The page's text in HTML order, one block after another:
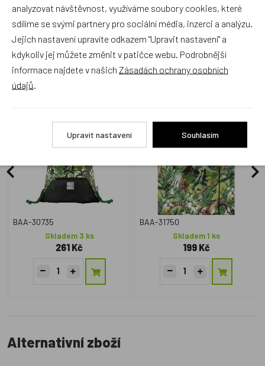
Zboží se stejným motivem
BAA-30735
Skladem 3 ks
261 Kč
BAA-31750
Skladem 1 ks
199 Kč
Alternativní zboží
analyzovat návštěvnost, využíváme soubory cookies, které
sdílíme se svými partnery pro sociální média, inzerci a analýzu.
Jejich nastavení upravíte odkazem "Upravit nastavení" a
kdykoliv jej můžete změnit v patičce webu. Podrobnější
informace najdete v našich Zásadách ochrany osobních
údajů
Upravit nastavení Souhlasím